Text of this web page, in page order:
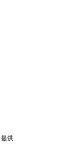
提供